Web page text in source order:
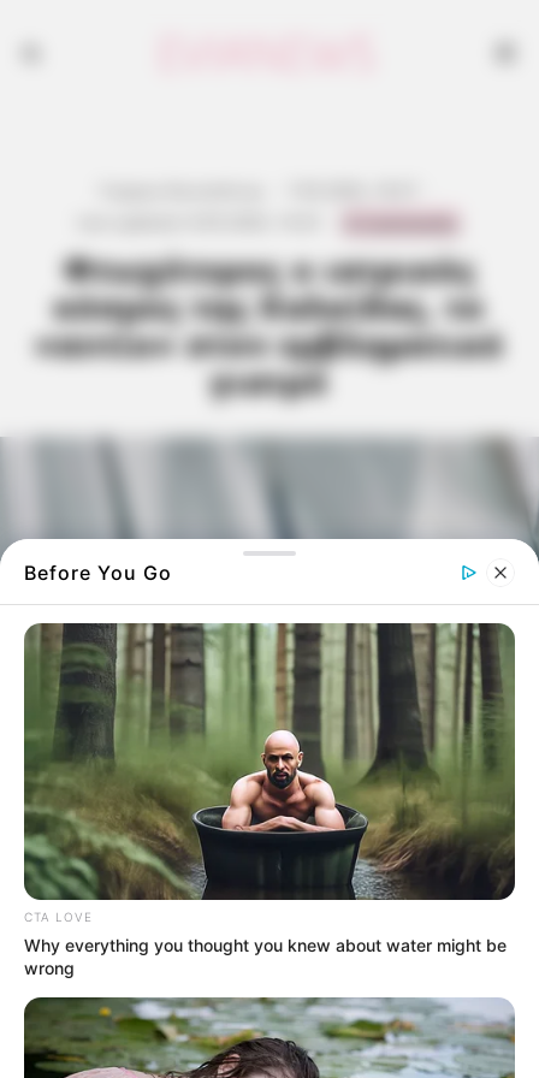
Φτωχότερος ο ιατρικός
κόσμος της Χαλκίδας, το
«αντίο» στον εμβληματικό
γιατρό
Screenshot
Θλίψη στην Εύβοια για την απώλεια του
ιατρού Βασίλη Σίδερη
Before You Go
CTA LOVE
Why everything you thought you knew about water might be
wrong